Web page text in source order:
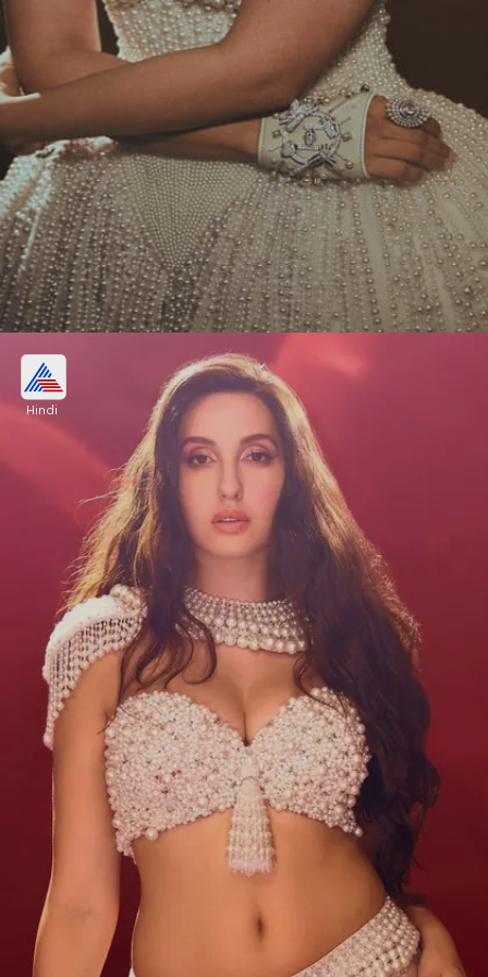
आलिया भट्ट पर्ल ड्रेस
कान्स फिल्म फेस्टिवल में आलिया भट्ट ने खूबसूरत सी मोतियों
वाली ड्रेस कैरी की थी। इस तरीके की पर्ल वाली ड्रेस आप भी
किसी पार्टी के लिए बनवा सकती हैं।
Image credits: Instagram
Hindi